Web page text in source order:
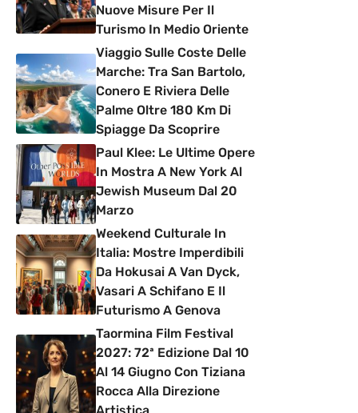
Nuove Misure Per Il
Turismo In Medio Oriente
Viaggio Sulle Coste Delle
Marche: Tra San Bartolo,
Conero E Riviera Delle
Palme Oltre 180 Km Di
Spiagge Da Scoprire
Paul Klee: Le Ultime Opere
In Mostra A New York Al
Jewish Museum Dal 20
Marzo
Weekend Culturale In
Italia: Mostre Imperdibili
Da Hokusai A Van Dyck,
Vasari A Schifano E Il
Futurismo A Genova
Taormina Film Festival
2027: 72ª Edizione Dal 10
Al 14 Giugno Con Tiziana
Rocca Alla Direzione